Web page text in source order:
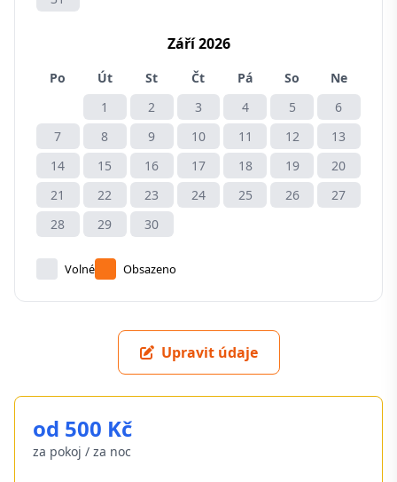
Září 2026
Po Út St Čt Pá So
Ne
1
2 3 4 5
6
7
8 9 10 11 12
13
14
15 16 17 18 19
20
21
22 23 24 25 26
27
28
29 30
Volné Obsazeno
Upravit údaje
od 500 Kč
za pokoj / za noc